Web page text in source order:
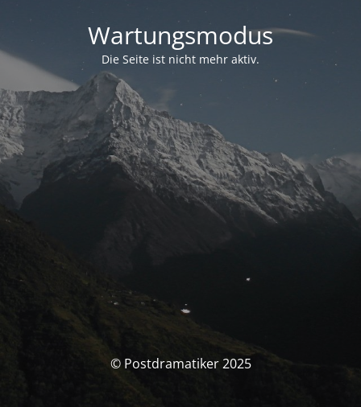
Wartungsmodus
Die Seite ist nicht mehr aktiv.
© Postdramatiker 2025